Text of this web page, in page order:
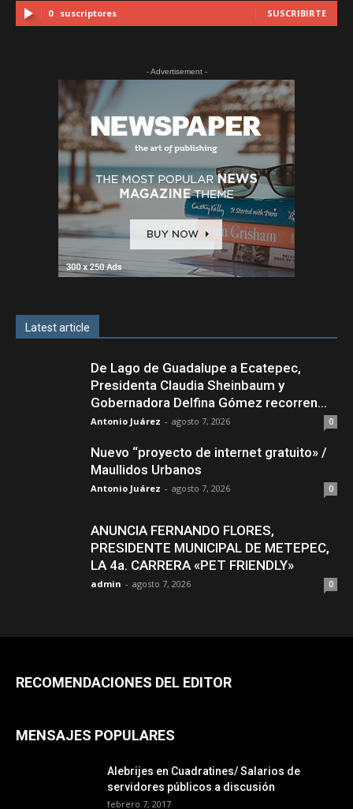
0 suscriptores SUSCRIBIRTE
- Advertisement -
Latest article
De Lago de Guadalupe a Ecatepec,
Presidenta Claudia Sheinbaum y
Gobernadora Delfina Gómez recorren...
Antonio Juárez - agosto 7, 2026 0
Nuevo “proyecto de internet gratuito» /
Maullidos Urbanos
Antonio Juárez - agosto 7, 2026 0
ANUNCIA FERNANDO FLORES,
PRESIDENTE MUNICIPAL DE METEPEC,
LA 4a. CARRERA «PET FRIENDLY»
admin - agosto 7, 2026 0
RECOMENDACIONES DEL EDITOR
MENSAJES POPULARES
Alebrijes en Cuadratines/ Salarios de
servidores públicos a discusión
febrero 7, 2017